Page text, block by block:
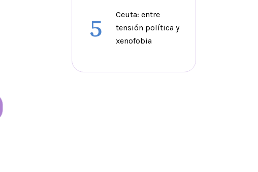
5
Ceuta: entre
tensión política y
xenofobia